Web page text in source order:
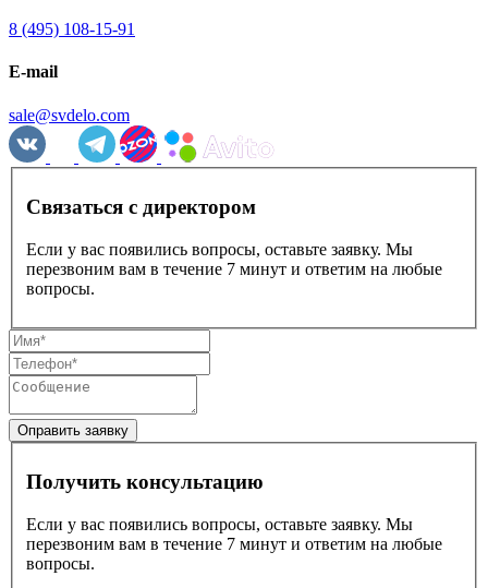
8 (495) 108-15-91
E-mail
sale@svdelo.com
Связаться с директором
Если у вас появились вопросы, оставьте заявку. Мы
перезвоним вам в течение 7 минут и ответим на любые
вопросы.
Получить консультацию
Если у вас появились вопросы, оставьте заявку. Мы
перезвоним вам в течение 7 минут и ответим на любые
вопросы.